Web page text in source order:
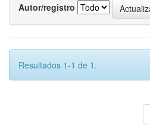
Autor/registro
Resultados 1-1 de 1.